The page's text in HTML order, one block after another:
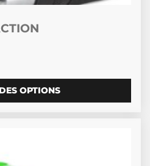
OPTIONS
variations. Les options